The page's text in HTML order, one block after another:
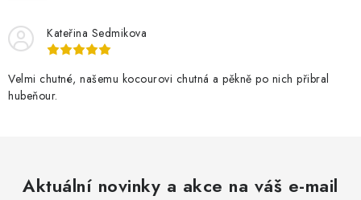
Kateřina Sedmikova
Velmi chutné, našemu kocourovi chutná a pěkně po nich přibral
hubeňour.
Aktuální novinky a akce na váš e-mail